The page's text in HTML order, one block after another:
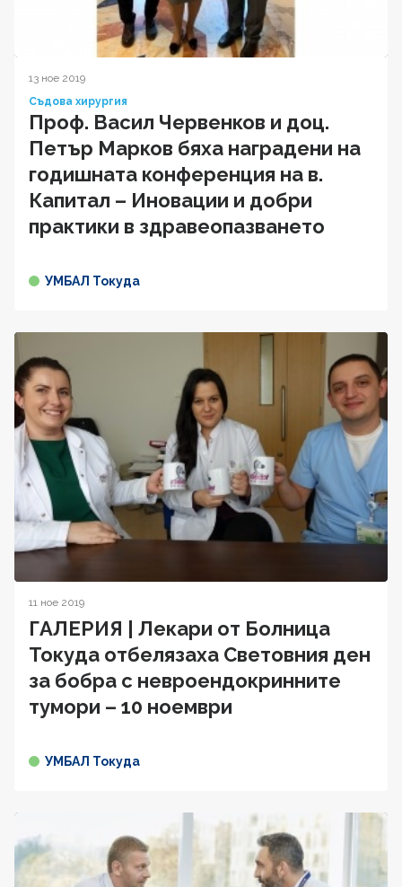
13 ное 2019
Съдова хирургия
Проф. Васил Червенков и доц.
Петър Марков бяха наградени на
годишната конференция на в.
Капитал – Иновации и добри
практики в здравеопазването
УМБАЛ Токуда
11 ное 2019
ГАЛЕРИЯ | Лекари от Болница
Токуда отбелязaха Световния ден
за бобра с невроендокринните
тумори – 10 ноември
УМБАЛ Токуда